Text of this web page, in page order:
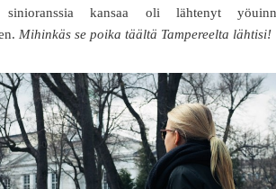
kansaa oli lähtenyt
Mihinkäs se poika täältä Tampereelta lähtisi!